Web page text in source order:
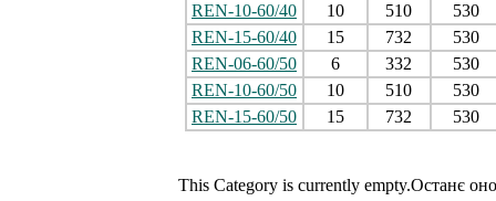
REN-10-60/40
10 510
530
REN-15-60/40
15 732
530
REN-06-60/50
6 332
530
REN-10-60/50
10 510
530
REN-15-60/50
15 732 530
This Category is currently empty.Останє